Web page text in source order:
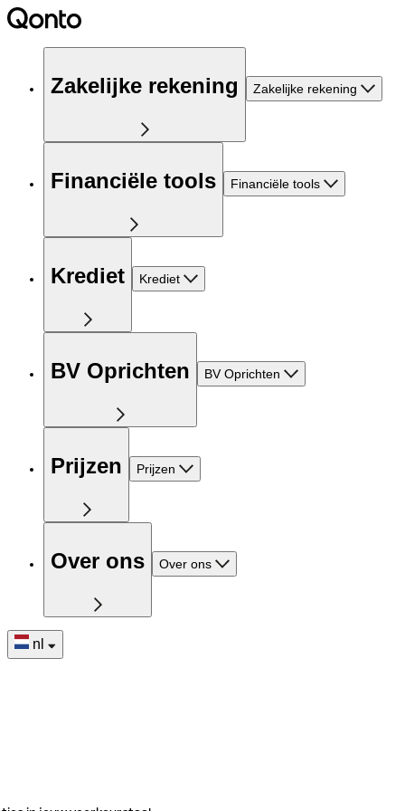
Zakelijke rekening Zakelijke rekening
Financiële tools Financiële tools
Krediet Krediet
BV Oprichten BV Oprichten
Prijzen Prijzen
Over ons Over ons
nl